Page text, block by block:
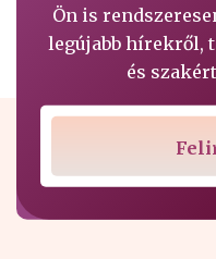
Ön is
legújabb hírekről,
és